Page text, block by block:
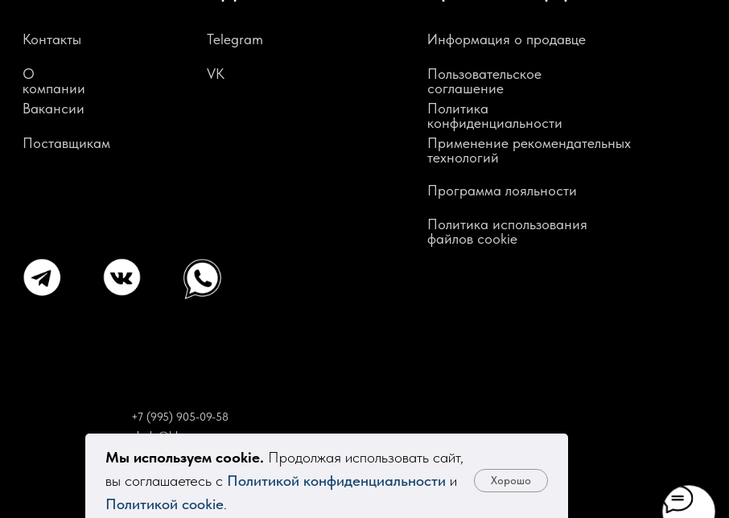
Мы используем cookie. Продолжая использовать сайт,
вы соглашаетесь с Политикой конфиденциальности и
Политикой cookie.
Хорошо
Пользовательское
соглашение
Политика
конфиденциальности
Программа лояльности
Политика использования
файлов cookie
elsola@bk.ru
Применение рекомендательных
технологий
Информация о продавце
Контакты
Поставщикам
Вакансии
О
компании
Telegram
VK
+7 (995) 905-09-58